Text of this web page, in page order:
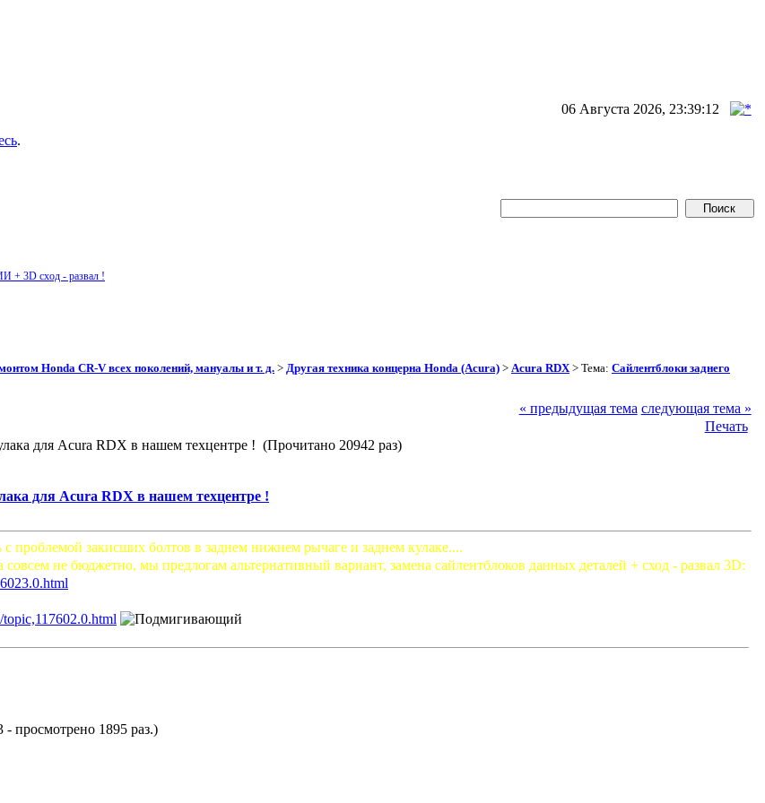
06 Августа 2026, 23:39:12
.
+ 3D сход - развал !
Honda CR-V всех поколений, мануалы и т. д. > Другая техника концерна Honda (Acura) > Acura RDX > Тема: Сайлентблоки заднего
« предыдущая тема следующая тема »
Печать
для Acura RDX в нашем техцентре ! (Прочитано 20942 раз)
для Acura RDX в нашем техцентре !
проблемой закисших болтов в заднем нижнем рычаге и заднем кулаке....
не бюджетно, мы предлогам альтернативный вариант, замена сайлентблоков данных деталей + сход - развал 3D:
просмотрено 1895 раз.)